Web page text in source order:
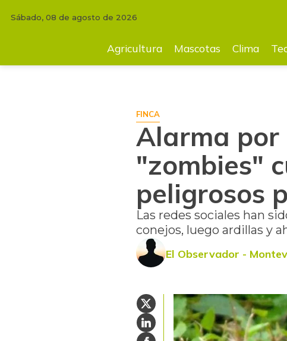
Alarma por la aparición de animales "zombies" cubiertos de
Sábado, 08 de agosto de 2026
Agricultura Mascotas Clima
FINCA
Alarma por
"zombies"
peligrosos
Las redes sociales han
conejos, luego ardillas y
El Observador -